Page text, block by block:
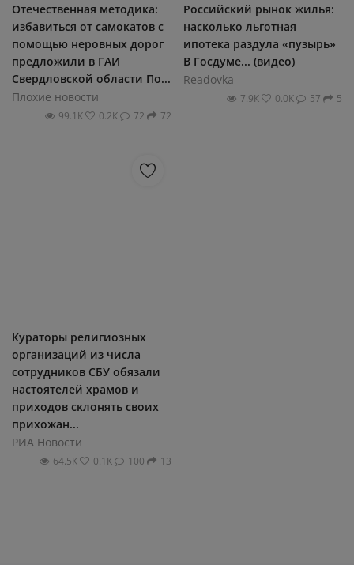
Отечественная методика:
избавиться от самокатов с
помощью неровных дорог
предложили в ГАИ
Свердловской области По...
Плохие новости
99.1К 0.2К 72 72
Российский рынок жилья:
насколько льготная
ипотека раздула «пузырь»
В Госдуме... (видео)
Readovka
7.9К 0.0К 57 5
Кураторы религиозных
организаций из числа
сотрудников СБУ обязали
настоятелей храмов и
приходов склонять своих
прихожан...
РИА Новости
64.5К 0.1К 100 13